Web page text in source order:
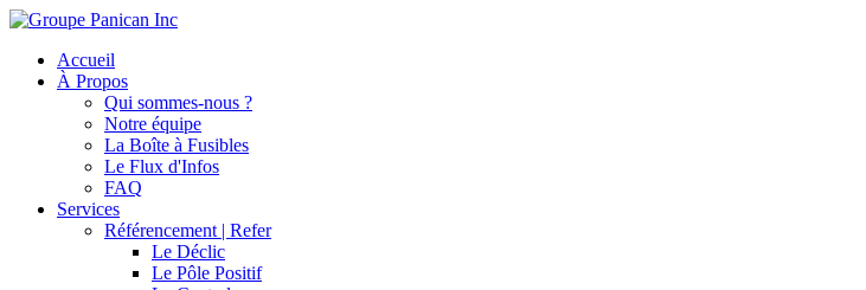
Accueil
À Propos
Qui sommes-nous ?
Notre équipe
La Boîte à Fusibles
Le Flux d'Infos
FAQ
Services
Référencement | Refer
Le Déclic
Le Pôle Positif